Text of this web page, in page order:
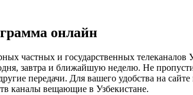
онлайн
частных и государственных
завтра и ближайшую неделю. Не
передачи. Для вашего удобства на
каналы вещающие в Узбекистане.